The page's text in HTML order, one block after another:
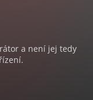
a není jej tedy